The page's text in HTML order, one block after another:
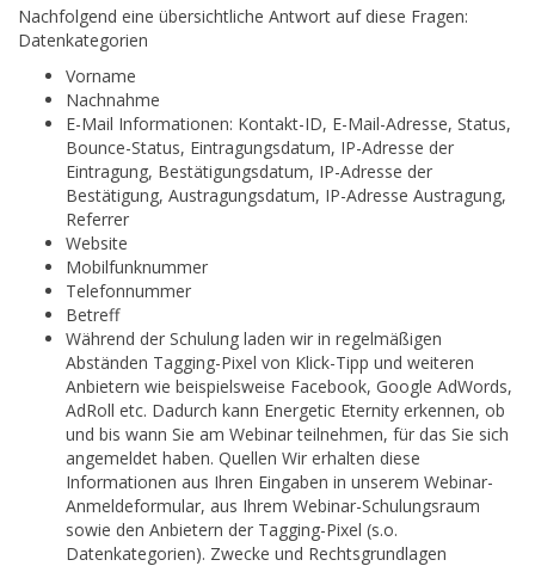
Nachfolgend eine übersichtliche Antwort auf diese Fragen:
Datenkategorien
Vorname
Nachnahme
E-Mail Informationen: Kontakt-ID, E-Mail-Adresse, Status,
Bounce-Status, Eintragungsdatum, IP-Adresse der
Eintragung, Bestätigungsdatum, IP-Adresse der
Bestätigung, Austragungsdatum, IP-Adresse Austragung,
Referrer
Website
Mobilfunknummer
Telefonnummer
Betreff
Während der Schulung laden wir in regelmäßigen
Abständen Tagging-Pixel von Klick-Tipp und weiteren
Anbietern wie beispielsweise Facebook, Google AdWords,
AdRoll etc. Dadurch kann Energetic Eternity erkennen, ob
und bis wann Sie am Webinar teilnehmen, für das Sie sich
angemeldet haben. Quellen Wir erhalten diese
Informationen aus Ihren Eingaben in unserem Webinar-
Anmeldeformular, aus Ihrem Webinar-Schulungsraum
sowie den Anbietern der Tagging-Pixel (s.o.
Datenkategorien). Zwecke und Rechtsgrundlagen